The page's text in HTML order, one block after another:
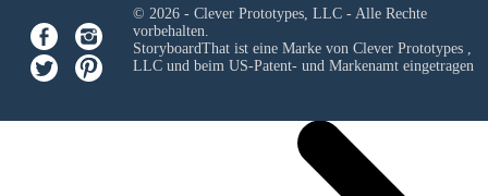
© 2026 - Clever Prototypes, LLC - Alle Rechte
vorbehalten.
StoryboardThat ist eine Marke von Clever Prototypes ,
LLCund beim US-Patent- und Markenamt eingetragen